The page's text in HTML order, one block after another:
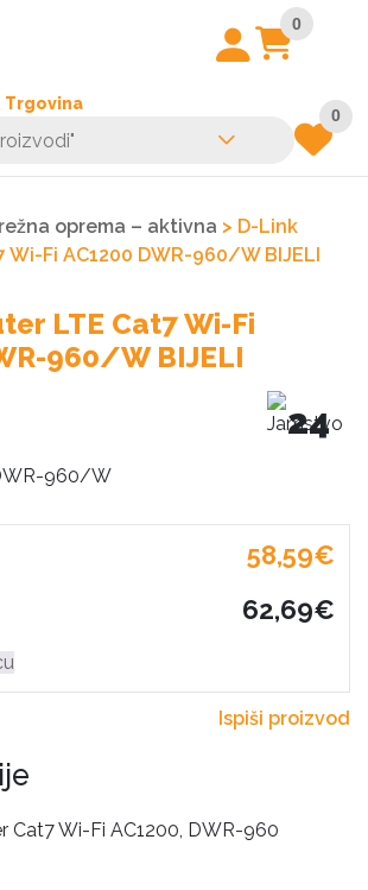
0
Trgovina
0
oprema – aktivna > D-Link
Wi-Fi AC1200 DWR-960/W BIJELI
LTE Cat7 Wi-Fi
960/W BIJELI
960/W
58,59€
62,69€
Ispiši proizvod
Cat7 Wi-Fi AC1200, DWR-960
24